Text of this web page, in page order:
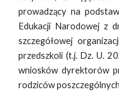
prowadzący na
Edukacji Narodowej z
szczegółowej
przedszkoli (t.j. Dz. U.
wniosków dyrektorów
rodziców